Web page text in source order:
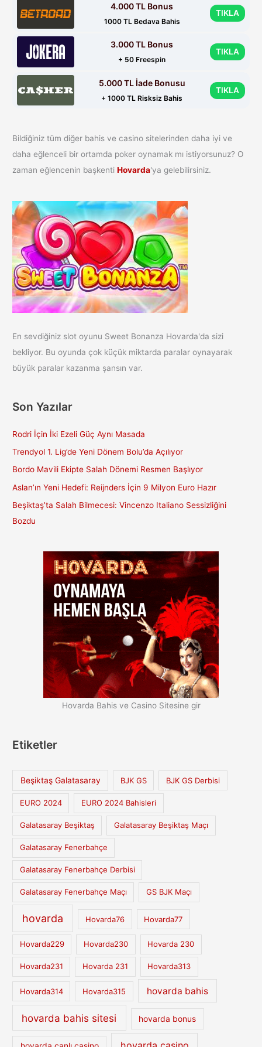
4.000 TL Bonus
1000 TL Bedava Bahis
TIKLA
3.000 TL Bonus
+ 50 Freespin
TIKLA
5.000 TL İade Bonusu
+ 1000 TL Risksiz Bahis
TIKLA
Bildiğiniz tüm diğer bahis ve casino sitelerinden daha iyi ve
daha eğlenceli bir ortamda poker oynamak mı istiyorsunuz? O
zaman eğlencenin başkentiHovarda'ya gelebilirsiniz.
En sevdiğiniz slot oyunu Sweet Bonanza Hovarda'da sizi
bekliyor. Bu oyunda çok küçük miktarda paralar oynayarak
büyük paralar kazanma şansın var.
Son Yazılar
Rodri İçin İki Ezeli Güç Aynı Masada
Trendyol 1. Lig’de Yeni Dönem Bolu’da Açılıyor
Bordo Mavili Ekipte Salah Dönemi Resmen Başlıyor
Aslan’ın Yeni Hedefi: Reijnders İçin 9 Milyon Euro Hazır
Beşiktaş’ta Salah Bilmecesi: Vincenzo Italiano Sessizliğini
Bozdu
Hovarda Bahis ve Casino Sitesine gir
Etiketler
Beşiktaş Galatasaray BJK GS BJK GS Derbisi
EURO 2024 EURO 2024 Bahisleri
Galatasaray Beşiktaş Galatasaray Beşiktaş Maçı
Galatasaray Fenerbahçe
Galatasaray Fenerbahçe Derbisi
Galatasaray Fenerbahçe Maçı GS BJK Maçı
hovarda Hovarda76 Hovarda77
Hovarda229 Hovarda230 Hovarda 230
Hovarda231 Hovarda 231 Hovarda313
Hovarda314 Hovarda315 hovarda bahis
hovarda bahis sitesi hovarda bonus